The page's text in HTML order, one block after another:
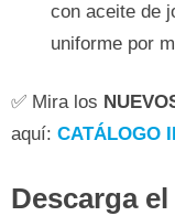
con aceite de
uniforme por
✅ Mira los
aquí: CATÁLOGO
Descarga